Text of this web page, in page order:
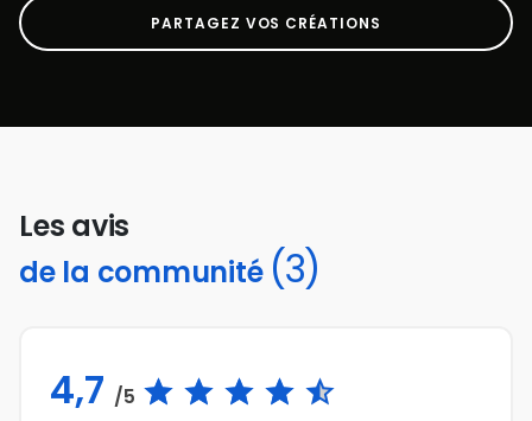
PARTAGEZ VOS CRÉATIONS
Les avis
de la communité (3)
4,7 /5